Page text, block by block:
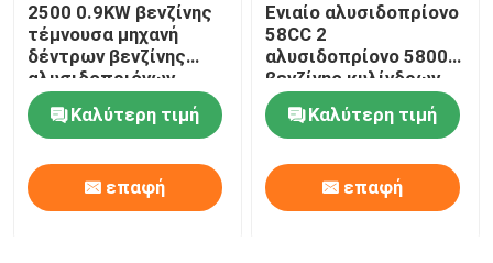
2500 0.9KW βενζίνης
τέμνουσα μηχανή
δέντρων βενζίνης
αλυσιδοπριόνων
25.4cc μικρή
Καλύτερη τιμή
επαφή
Ενιαίο αλυσιδοπρίονο
58CC 2
αλυσιδοπρίονο 5800
βενζίνης κυλίνδρων
2.3KW κτυπήματος
Καλύτερη τιμή
επαφή